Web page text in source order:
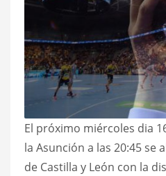
El próximo miércoles dia
la Asunción a las 20:45 se
de Castilla y León con la